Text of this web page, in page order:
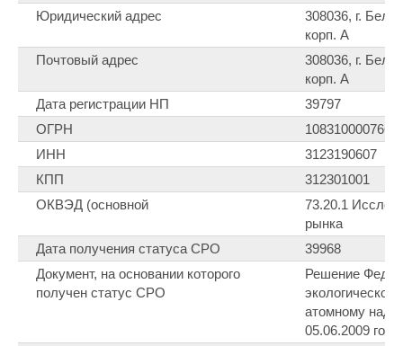
Юридический адрес
308036, г.
корп. А
Почтовый адрес
308036, г.
корп. А
Дата регистрации НП
39797
ОГРН
1083100007660
ИНН
3123190607
КПП
312301001
ОКВЭД (основной
73.20.1
рынка
Дата получения статуса СРО
39968
Документ, на основании которого
получен статус СРО
Решение
атомному
05.06.2009 года